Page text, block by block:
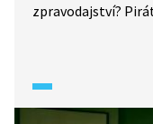
zpravodajství?